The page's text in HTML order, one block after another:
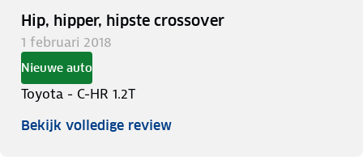
Hip, hipper, hipste crossover
1 februari 2018
Nieuwe auto
Toyota - C-HR 1.2T
Bekijk volledige review